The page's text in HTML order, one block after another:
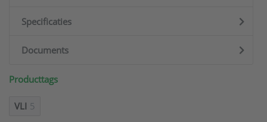
Specificaties
Documents
Producttags
VLI 5